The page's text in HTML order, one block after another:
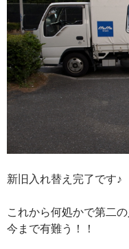
新旧入れ替え完了です♪
これから何処かで第二
今まで有難う！！